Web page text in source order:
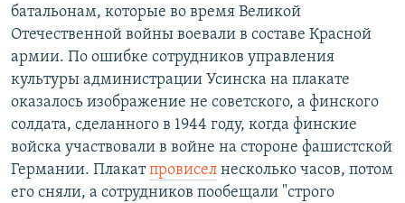
батальонам, которые во время Великой
Отечественной войны воевали в составе Красной
армии. По ошибке сотрудников управления
культуры администрации Усинска на плакате
оказалось изображение не советского, а финского
солдата, сделанного в 1944 году, когда финские
войска участвовали в войне на стороне фашистской
Германии. Плакатпровисел несколько часов, потом
его сняли, а сотрудников пообещали "строго